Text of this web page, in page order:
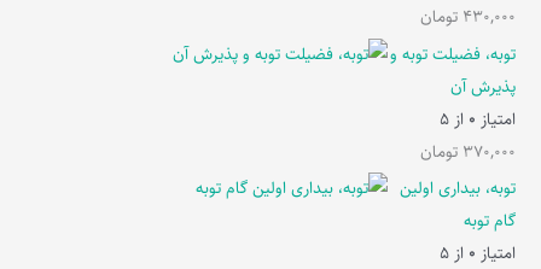
430,000 تومان
توبه، فضیلت توبه و
پذیرش آن
امتیاز 0 از 5
370,000 تومان
توبه، بیداری اولین
گام توبه
امتیاز 0 از 5